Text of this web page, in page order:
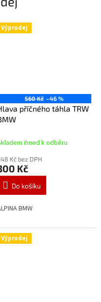
Výprodej
560 Kč –46 %
příčného táhla TRW
ihned k odběru
Kč bez DPH
Kč
Do košíku
BMW
Výprodej